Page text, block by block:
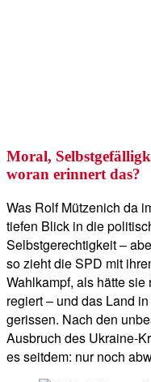
Moral,
woran erinnert das?
Was Rolf Mützenich da
tiefen Blick in die
Selbstgerechtigkeit –
so zieht die SPD mit
Wahlkampf, als hätte
regiert – und das Land
gerissen. Nach den
Ausbruch des Ukraine-
es seitdem: nur noch